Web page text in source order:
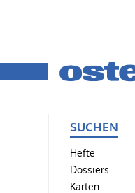
SUCHEN
Hefte
Dossiers
Karten